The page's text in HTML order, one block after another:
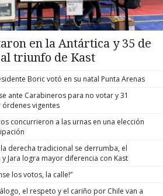
en la Antártica y 35 de
triunfo de Kast
Boric votó en su natal Punta Arenas
ante Carabineros para no votar y 31
vigentes
concurrieron a las urnas en una elección
la derecha tradicional se derrumba, el
Jara logra mayor diferencia con Kast
los votos, la calle!”
el respeto y el cariño por Chile van a